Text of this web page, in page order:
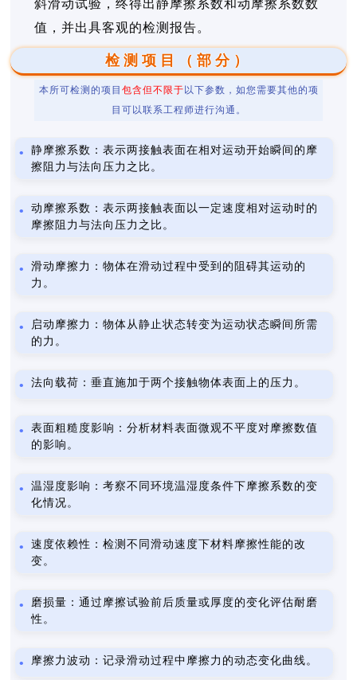
斜滑动试验，终得出静摩擦系数和动摩擦系数数
值，并出具客观的检测报告。
检测项目（部分）
本所可检测的项目 包含但不限于 以下参数，如您需要其他的项
目可以联系工程师进行沟通。
静摩擦系数：表示两接触表面在相对运动开始瞬间的摩
擦阻力与法向压力之比。
动摩擦系数：表示两接触表面以一定速度相对运动时的
摩擦阻力与法向压力之比。
滑动摩擦力：物体在滑动过程中受到的阻碍其运动的
力。
启动摩擦力：物体从静止状态转变为运动状态瞬间所需
的力。
法向载荷：垂直施加于两个接触物体表面上的压力。
表面粗糙度影响：分析材料表面微观不平度对摩擦数值
的影响。
温湿度影响：考察不同环境温湿度条件下摩擦系数的变
化情况。
速度依赖性：检测不同滑动速度下材料摩擦性能的改
变。
磨损量：通过摩擦试验前后质量或厚度的变化评估耐磨
性。
摩擦力波动：记录滑动过程中摩擦力的动态变化曲线。